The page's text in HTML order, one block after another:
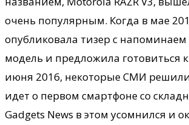
очень популярным. Когда в мае
опубликовала тизер c напоминаем
модель и предложила готовиться
июня 2016, некоторые СМИ
идет о первом смартфоне со
Gadgets News в этом усомнился и